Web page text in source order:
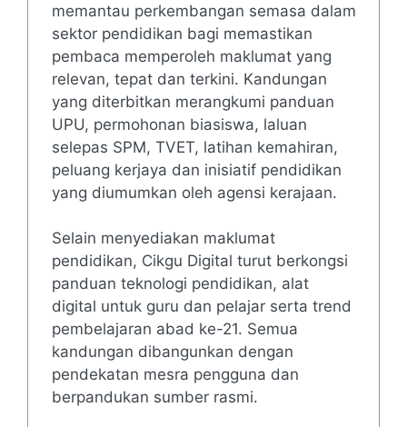
memantau perkembangan semasa dalam
sektor pendidikan bagi memastikan
pembaca memperoleh maklumat yang
relevan, tepat dan terkini. Kandungan
yang diterbitkan merangkumi panduan
UPU, permohonan biasiswa, laluan
selepas SPM, TVET, latihan kemahiran,
peluang kerjaya dan inisiatif pendidikan
yang diumumkan oleh agensi kerajaan.
Selain menyediakan maklumat
pendidikan, Cikgu Digital turut berkongsi
panduan teknologi pendidikan, alat
digital untuk guru dan pelajar serta trend
pembelajaran abad ke-21. Semua
kandungan dibangunkan dengan
pendekatan mesra pengguna dan
berpandukan sumber rasmi.